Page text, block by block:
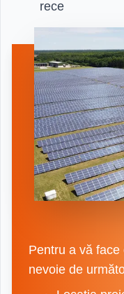
rece
Pentru a vă
nevoie de